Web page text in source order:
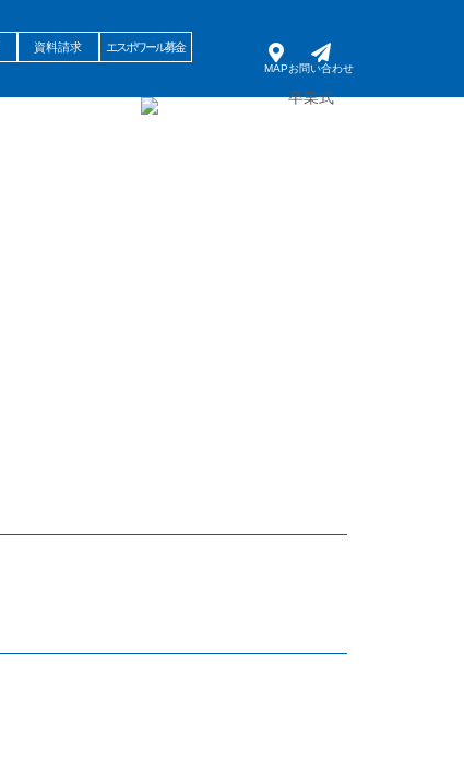
MAPお問い合わせ
資料請求 エスポワール募金